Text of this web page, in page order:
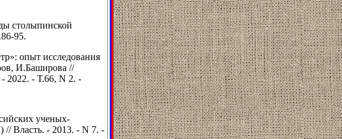
столыпинской
95.
опыт исследования
И.Баширова //
2022. - Т.66, N 2. -
ученых-
// Власть. - 2013. - N 7. -